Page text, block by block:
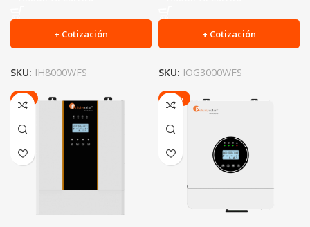
+ Cotización
SKU: IH8000WFS
+ Cotización
SKU: IOG3000WFS
-6% -20%